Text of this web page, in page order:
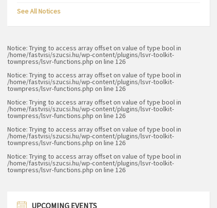
See All Notices
Notice: Trying to access array offset on value of type bool in
/home/fastvisi/szucsi.hu/wp-content/plugins/lsvr-toolkit-
townpress/lsvr-functions.php on line 126
Notice: Trying to access array offset on value of type bool in
/home/fastvisi/szucsi.hu/wp-content/plugins/lsvr-toolkit-
townpress/lsvr-functions.php on line 126
Notice: Trying to access array offset on value of type bool in
/home/fastvisi/szucsi.hu/wp-content/plugins/lsvr-toolkit-
townpress/lsvr-functions.php on line 126
Notice: Trying to access array offset on value of type bool in
/home/fastvisi/szucsi.hu/wp-content/plugins/lsvr-toolkit-
townpress/lsvr-functions.php on line 126
Notice: Trying to access array offset on value of type bool in
/home/fastvisi/szucsi.hu/wp-content/plugins/lsvr-toolkit-
townpress/lsvr-functions.php on line 126
UPCOMING EVENTS